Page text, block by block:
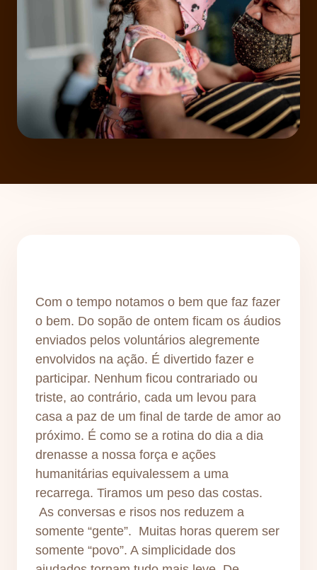
Com o tempo notamos o bem que faz fazer
o bem. Do sopão de ontem ficam os áudios
enviados pelos voluntários alegremente
envolvidos na ação. É divertido fazer e
participar. Nenhum ficou contrariado ou
triste, ao contrário, cada um levou para
casa a paz de um final de tarde de amor ao
próximo. É como se a rotina do dia a dia
drenasse a nossa força e ações
humanitárias equivalessem a uma
recarrega. Tiramos um peso das costas.
As conversas e risos nos reduzem a
somente “gente”. Muitas horas querem ser
somente “povo”. A simplicidade dos